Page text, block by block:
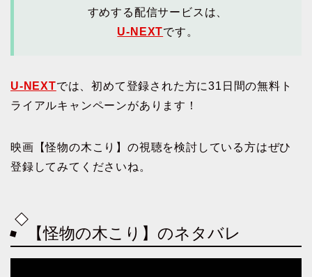
すめする配信サービスは、
U-NEXTです。
U-NEXTでは、初めて登録された方に31日間の無料ト
ライアルキャンペーンがあります！
映画【怪物の木こり】の視聴を検討している方はぜひ
登録してみてくださいね。
【怪物の木こり】のネタバレ